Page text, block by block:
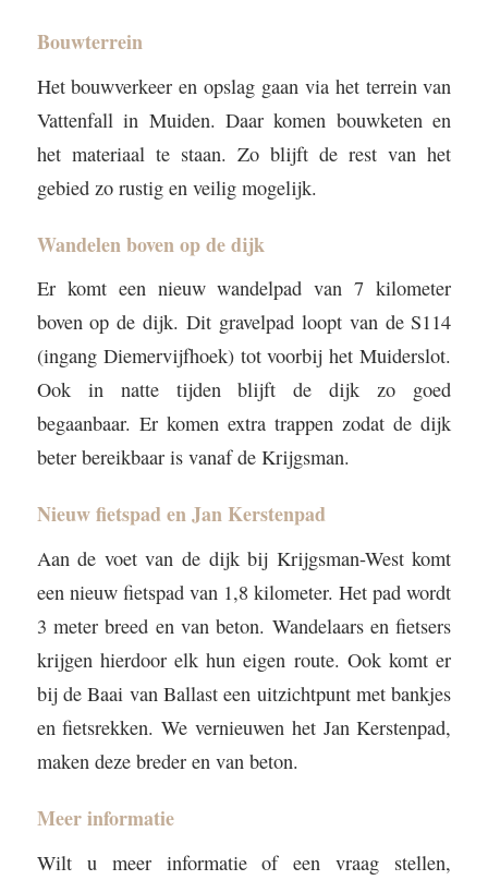
Bouwterrein
Het bouwverkeer en opslag gaan via het terrein van
Vattenfall in Muiden. Daar komen bouwketen en
het materiaal te staan. Zo blijft de rest van het
gebied zo rustig en veilig mogelijk.
Wandelen boven op de dijk
Er komt een nieuw wandelpad van 7 kilometer
boven op de dijk. Dit gravelpad loopt van de S114
(ingang Diemervijfhoek) tot voorbij het Muiderslot.
Ook in natte tijden blijft de dijk zo goed
begaanbaar. Er komen extra trappen zodat de dijk
beter bereikbaar is vanaf de Krijgsman.
Nieuw fietspad en Jan Kerstenpad
Aan de voet van de dijk bij Krijgsman-West komt
een nieuw fietspad van 1,8 kilometer. Het pad wordt
3 meter breed en van beton. Wandelaars en fietsers
krijgen hierdoor elk hun eigen route. Ook komt er
bij de Baai van Ballast een uitzichtpunt met bankjes
en fietsrekken. We vernieuwen het Jan Kerstenpad,
maken deze breder en van beton.
Meer informatie
Wilt u meer informatie of een vraag stellen,